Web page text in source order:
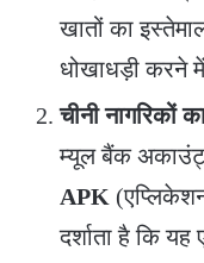
खातों का
धोखाधड़ी करने
चीनी नागरिकों
म्यूल बैंक
APK
दर्शाता है कि यह